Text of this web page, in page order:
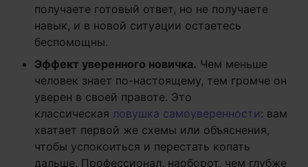
получаете готовый ответ, но не получаете
навык, и в новой ситуации остаетесь
беспомощны.
Эффект уверенного новичка. Чем меньше
человек знает по-настоящему, тем громче он
уверен в своей правоте. Это
классическая ловушка самоуверенности: вам
хватает первой же схемы или объяснения,
чтобы успокоиться и перестать копать
дальше. Профессионал, наоборот, чем глубже